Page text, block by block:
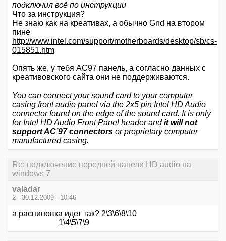
подключил всё по инструкции
Что за инструкция?
Не знаю как на креативах, а обычно Gnd на втором
пине
http://www.intel.com/support/motherboards/desktop/sb/cs-
015851.htm
Опять же, у тебя AC97 панель, а согласно данных с
креативовского сайта они не поддерживаются.
You can connect your sound card to your computer
casing front audio panel via the 2x5 pin Intel HD Audio
connector found on the edge of the sound card. It is only
for Intel HD Audio Front Panel header andit will not
support AC’97 connectors or proprietary computer
manufactured casing.
Re: подключение передней панели HD audio на
windows 7
valadar
2 - 30.12.2009 - 10:46
а распиновка идет так? 2\3\6\8\10
1\4\5\7\9